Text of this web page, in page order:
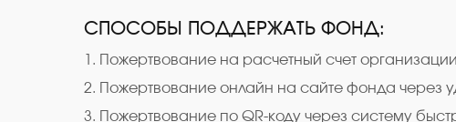
СПОСОБЫ ПОДДЕРЖАТЬ ФОНД:
1. Пожертвование на расчетный счет
2. Пожертвование онлайн на сайте фонда через
3. Пожертвование по QR-коду через систему